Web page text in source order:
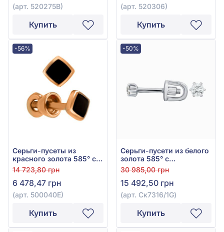
(арт. 520275В)
Купить
(арт. 520306)
Купить
-56%
Серьги-пусеты из
красного золота 585° с
чёрной эмалью, арт.
500040Е
14 723,80 грн
6 478,47 грн
(арт. 500040Е)
Купить
-50%
Серьги-пусети из белого
золота 585° с
бриллиантом 0,1ct, арт.
Ск7316/1G
30 985,00 грн
15 492,50 грн
(арт. Ск7316/1G)
Купить